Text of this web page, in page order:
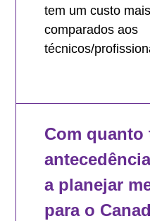
tem um custo
comparados aos
técnicos/
Com quanto
a planejar
para o